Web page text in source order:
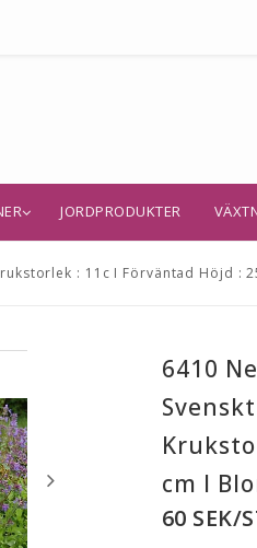
JORDPRODUKTER
: 11c I Förväntad Höjd :
6410
cm I
60 SEK/